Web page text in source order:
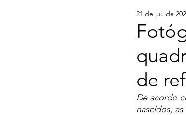
de
21 de jul. de
De acordo
nascidos,